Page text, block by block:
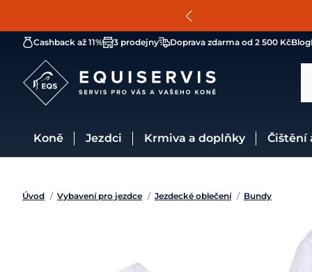
Cashback až 11% 3 prodejny Doprava zdarma od 2 500 KčBlog
Koně Jezdci Krmiva a doplňky
Úvod / Vybavení pro jezdce / Jezdecké oblečení / Bundy